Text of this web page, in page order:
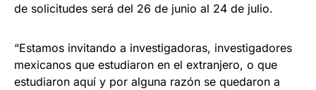
de solicitudes será del 26 de junio al 24 de julio.
“Estamos invitando a investigadoras, investigadores
mexicanos que estudiaron en el extranjero, o que
estudiaron aquí y por alguna razón se quedaron a